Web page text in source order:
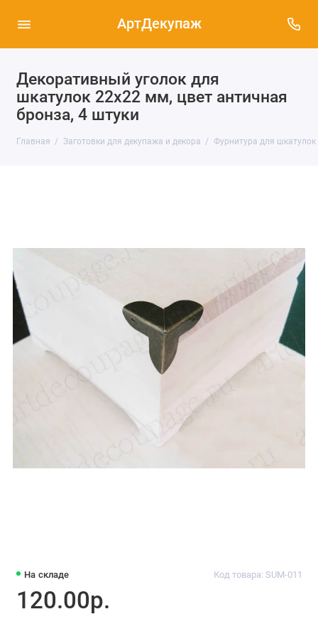
АртДекупаж
Декоративный уголок для
шкатулок 22х22 мм, цвет античная
бронза, 4 штуки
Главная Заготовки для декупажа и декора Фурнитура для шкатулок
На складе Код товара: SUM-011
120.00р.